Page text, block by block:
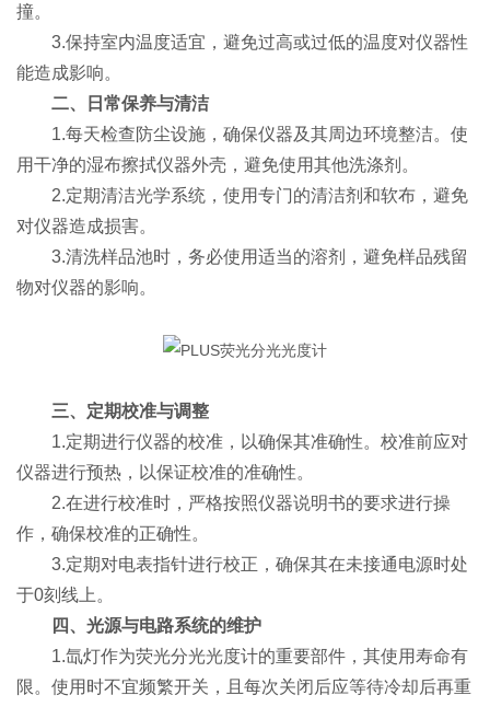
撞。
3.保持室内温度适宜，避免过高或过低的温度对仪器性
能造成影响。
二、日常保养与清洁
1.每天检查防尘设施，确保仪器及其周边环境整洁。使
用干净的湿布擦拭仪器外壳，避免使用其他洗涤剂。
2.定期清洁光学系统，使用专门的清洁剂和软布，避免
对仪器造成损害。
3.清洗样品池时，务必使用适当的溶剂，避免样品残留
物对仪器的影响。
三、定期校准与调整
1.定期进行仪器的校准，以确保其准确性。校准前应对
仪器进行预热，以保证校准的准确性。
2.在进行校准时，严格按照仪器说明书的要求进行操
作，确保校准的正确性。
3.定期对电表指针进行校正，确保其在未接通电源时处
于0刻线上。
四、光源与电路系统的维护
1.氙灯作为荧光分光光度计的重要部件，其使用寿命有
限。使用时不宜频繁开关，且每次关闭后应等待冷却后再重